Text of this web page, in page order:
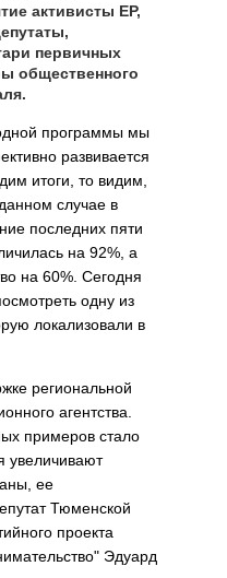
активисты ЕР,
первичных
общественного
программы мы
развивается
итоги, то видим,
случае в
последних пяти
на 92%, а
на 60%. Сегодня
одну из
локализовали в
региональной
агентства.
примеров стало
увеличивают
ее
Тюменской
проекта
Эдуард